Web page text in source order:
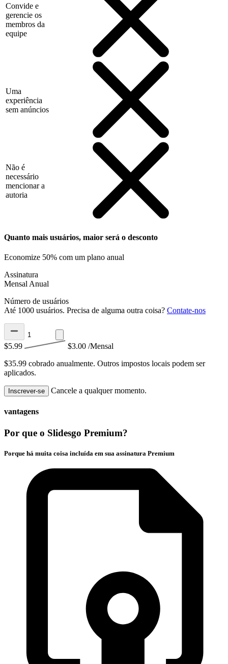
Convide e
gerencie os
membros da
equipe
Uma
experiência
sem anúncios
Não é
necessário
mencionar a
autoria
Quanto mais usuários, maior será o desconto
Economize 50% com um plano anual
Assinatura
Mensal Anual
Número de usuários
Até 1000 usuários. Precisa de alguma outra coisa? Contate-nos
$5.99 $3.00 /Mensal
$35.99 cobrado anualmente. Outros impostos locais podem ser
aplicados.
Inscrever-se Cancele a qualquer momento.
vantagens
Por que o Slidesgo Premium?
Porque há muita coisa incluída em sua assinatura Premium